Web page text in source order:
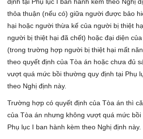
thỏa thuận (nếu có) giữa người được bảo
hại hoặc người thừa kế của người bị thiệt
người bị thiệt hại đã chết) hoặc đại diện
(trong trường hợp người bị thiệt hại mất
theo quyết định của Tòa án hoặc chưa đủ
vượt quá mức bồi thường quy định tại Phụ
theo Nghị định này.
Trường hợp có quyết định của Tòa án thì
của Tòa án nhưng không vượt quá mức
Phụ lục I ban hành kèm theo Nghị định này.